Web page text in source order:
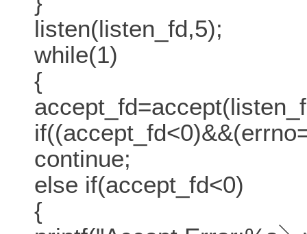
listen(listen_fd,5);
while(1)
{
continue;
else if(accept_fd<0)
{